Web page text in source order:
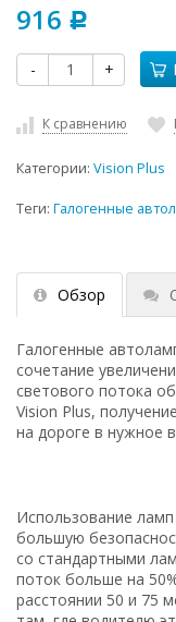
916 Р
- +
К сравнению
Категории: Vision Plus
Теги: Галогенные
Обзор
Галогенные
сочетание
светового потока
Vision Plus,
на дороге в нужное
Использование
большую
со стандартными
поток больше на
расстоянии 50 и 75